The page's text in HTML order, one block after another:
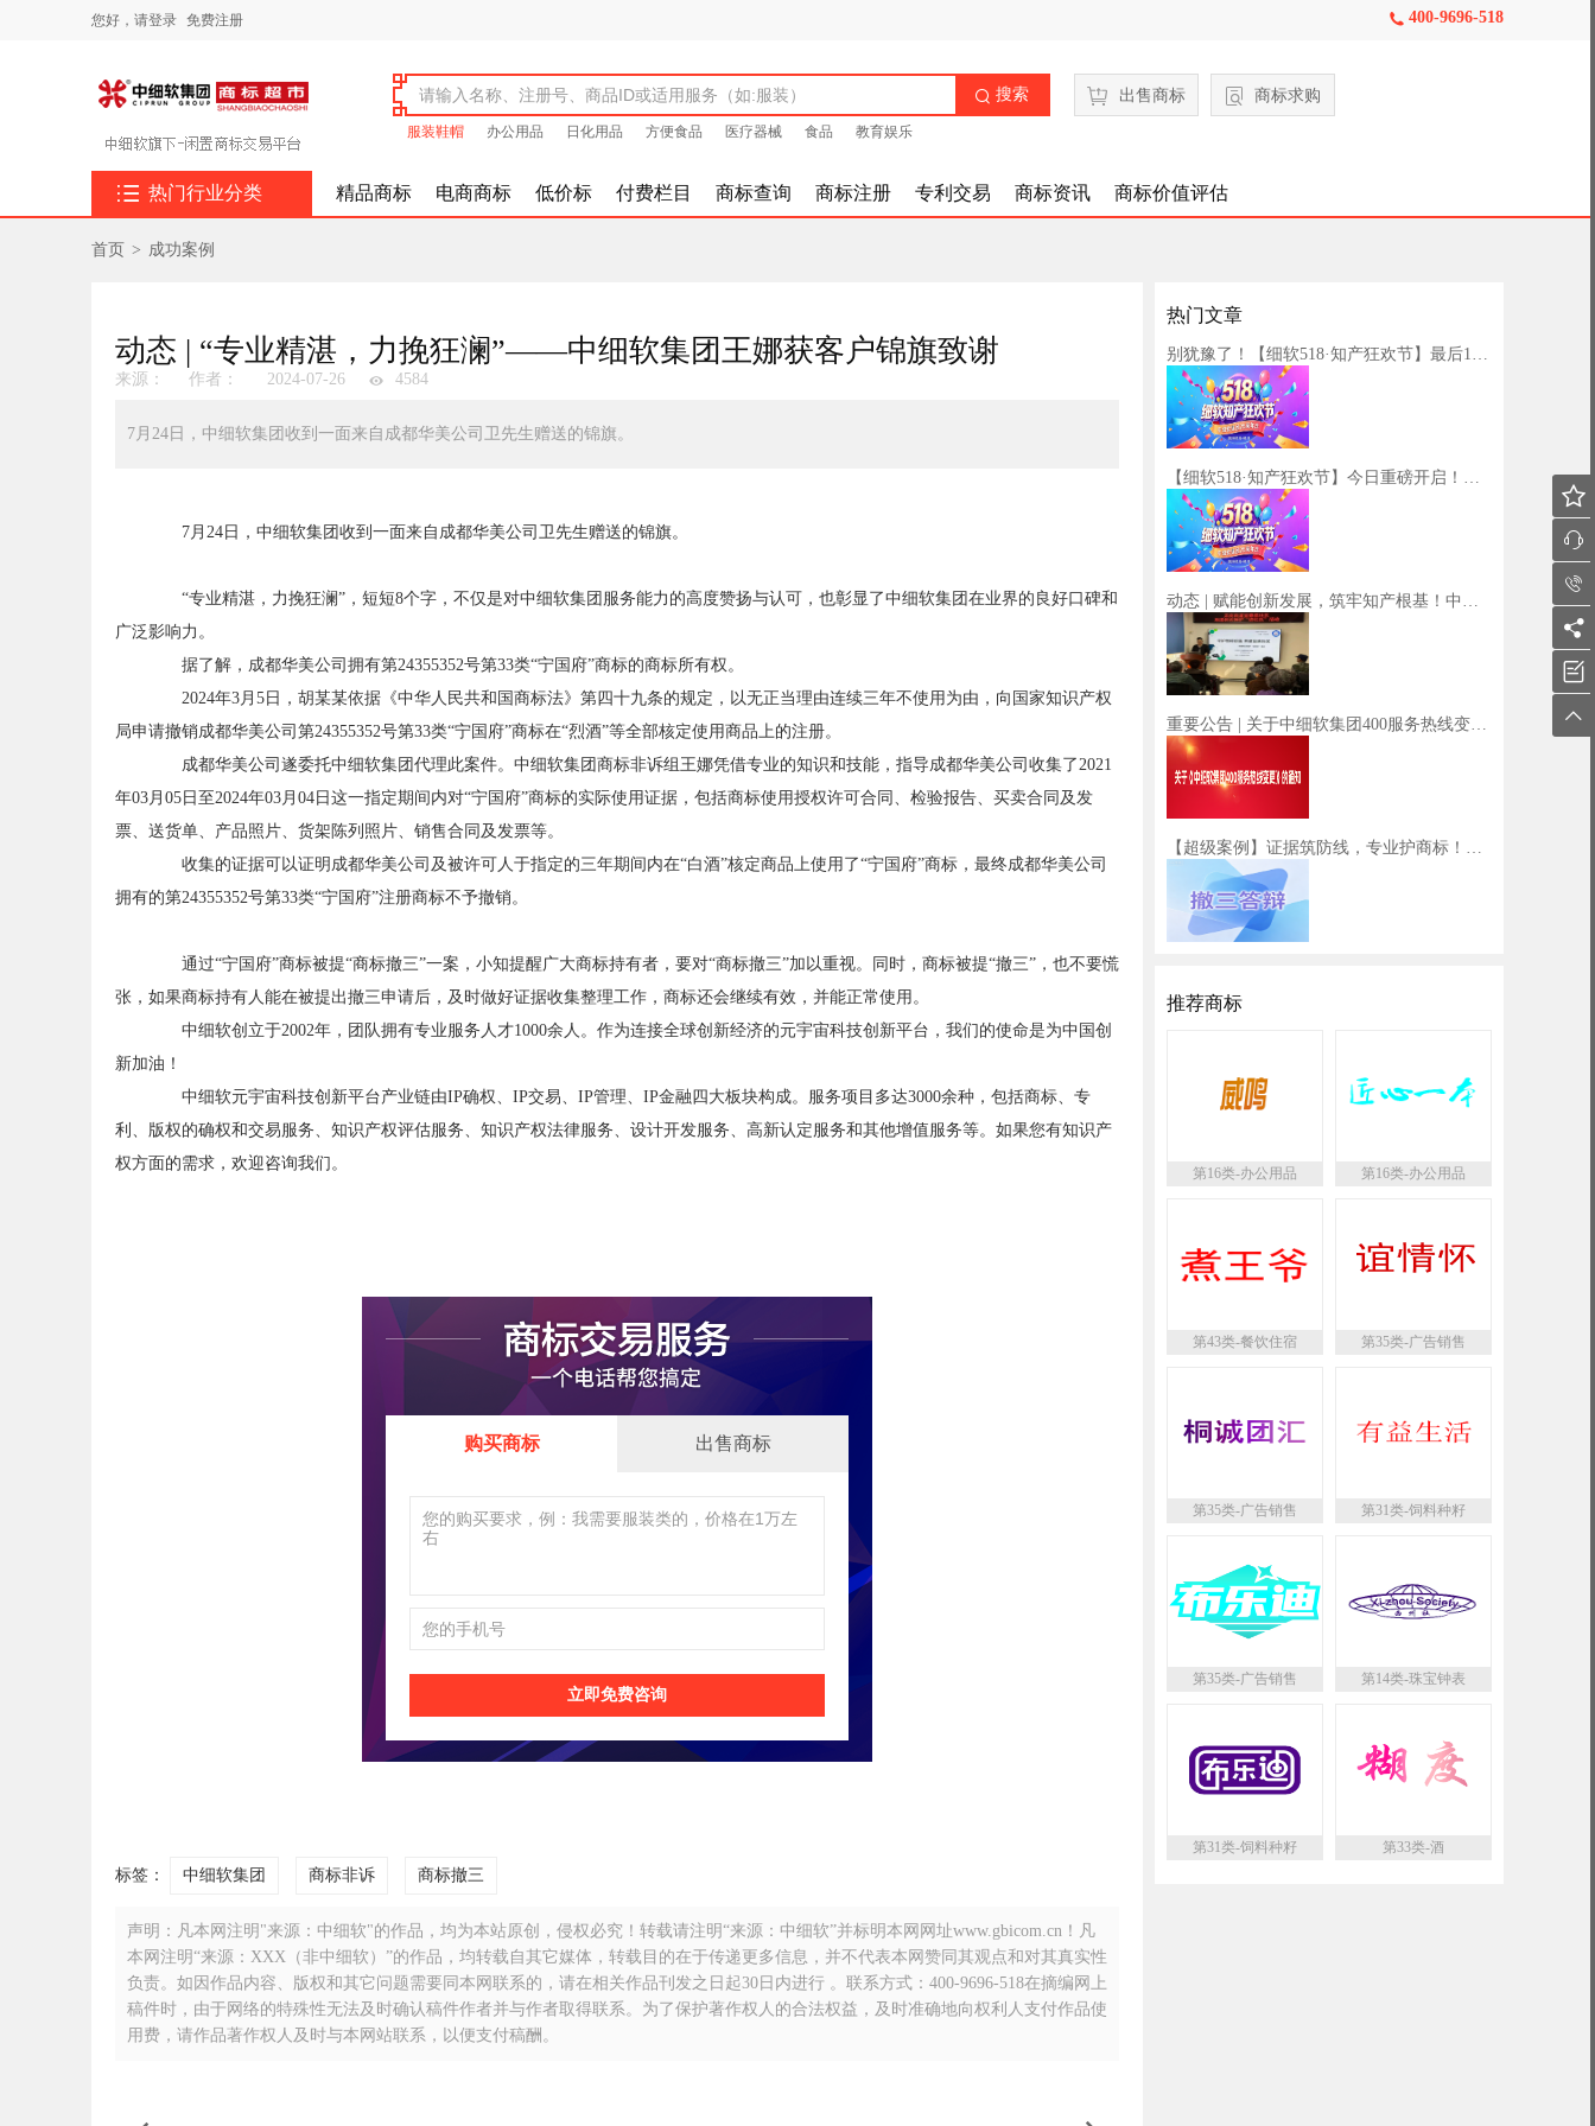
您好， 请登录 免费注册  400-9696-518
 搜索
服装鞋帽 办公用品 日化用品 方便食品 医疗器械 食品 教育娱乐
出售商标 商标求购
 热门行业分类 精品商标 电商商标 低价标 付费栏目 商标查询 商标注册 专利交易 商标资讯 商标价值评估
首页 > 成功案例
动态 | “专业精湛，力挽狂澜”——中细软集团王娜获客户锦旗致谢
来源： 作者： 2024-07-26 4584
7月24日，中细软集团收到一面来自成都华美公司卫先生赠送的锦旗。
7月24日，中细软集团收到一面来自成都华美公司卫先生赠送的锦旗。
“专业精湛，力挽狂澜”，短短8个字，不仅是对中细软集团服务能力的高度赞扬与认可，也彰显了中细软集团在业界的良好口碑和
广泛影响力。
据了解，成都华美公司拥有第24355352号第33类“宁国府”商标的商标所有权。
2024年3月5日，胡某某依据《中华人民共和国商标法》第四十九条的规定，以无正当理由连续三年不使用为由，向国家知识产权
局申请撤销成都华美公司第24355352号第33类“宁国府”商标在“烈酒”等全部核定使用商品上的注册。
成都华美公司遂委托中细软集团代理此案件。中细软集团商标非诉组王娜凭借专业的知识和技能，指导成都华美公司收集了2021
年03月05日至2024年03月04日这一指定期间内对“宁国府”商标的实际使用证据，包括商标使用授权许可合同、检验报告、买卖合同及发
票、送货单、产品照片、货架陈列照片、销售合同及发票等。
收集的证据可以证明成都华美公司及被许可人于指定的三年期间内在“白酒”核定商品上使用了“宁国府”商标，最终成都华美公司
拥有的第24355352号第33类“宁国府”注册商标不予撤销。
通过“宁国府”商标被提“商标撤三”一案，小知提醒广大商标持有者，要对“商标撤三”加以重视。同时，商标被提“撤三”，也不要慌
张，如果商标持有人能在被提出撤三申请后，及时做好证据收集整理工作，商标还会继续有效，并能正常使用。
中细软创立于2002年，团队拥有专业服务人才1000余人。作为连接全球创新经济的元宇宙科技创新平台，我们的使命是为中国创
新加油！
中细软元宇宙科技创新平台产业链由IP确权、IP交易、IP管理、IP金融四大板块构成。服务项目多达3000余种，包括商标、专
利、版权的确权和交易服务、知识产权评估服务、知识产权法律服务、设计开发服务、高新认定服务和其他增值服务等。如果您有知识产
权方面的需求，欢迎咨询我们。
购买商标 出售商标
立即免费咨询
标签： 中细软集团 商标非诉 商标撤三
声明：凡本网注明"来源：中细软"的作品，均为本站原创，侵权必究！转载请注明“来源：中细软”并标明本网网址www.gbicom.cn！凡
本网注明“来源：XXX（非中细软）”的作品，均转载自其它媒体，转载目的在于传递更多信息，并不代表本网赞同其观点和对其真实性
负责。如因作品内容、版权和其它问题需要同本网联系的，请在相关作品刊发之日起30日内进行 。联系方式：400-9696-518在摘编网上
稿件时，由于网络的特殊性无法及时确认稿件作者并与作者取得联系。为了保护著作权人的合法权益，及时准确地向权利人支付作品使
用费，请作品著作权人及时与本网站联系，以便支付稿酬。
热门文章
别犹豫了！【细软518·知产狂欢节】最后1天，速抢→
【细软518·知产狂欢节】今日重磅开启！一站式知产服务，等您来抢！
动态 | 赋能创新发展，筑牢知产根基！中细软集团成功开展知识产权宣传周系列活动
重要公告 | 关于中细软集团400服务热线变更的通知
【超级案例】证据筑防线，专业护商标！中细软助力企业打赢撤三保卫战
推荐商标
第16类-办公用品 第16类-办公用品
第43类-餐饮住宿 第35类-广告销售
第35类-广告销售 第31类-饲料种籽
第35类-广告销售 第14类-珠宝钟表
第31类-饲料种籽 第33类-酒





